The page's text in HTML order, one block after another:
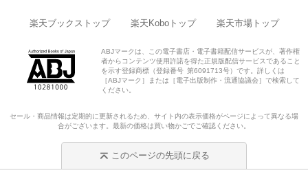
楽天ブックストップ 楽天Koboトップ 楽天市場トップ
ABJマークは、この電子書店・電子書籍配信サービスが、著作権
者からコンテンツ使用許諾を得た正規版配信サービスであること
を示す登録商標（登録番号 第6091713号）です。詳しくは
［ABJマーク］または［電子出版制作・流通協議会］で検索して
ください。
セール・商品情報は定期的に更新されるため、サイト内の表示価格がページによって異なる場
合がございます。最新の価格は買い物かごでご確認ください。
このページの先頭に戻る